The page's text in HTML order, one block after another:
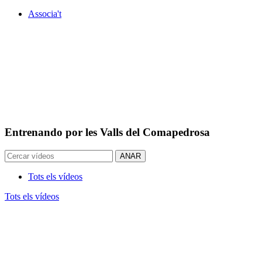
Associa't
Entrenando por les Valls del Comapedrosa
ANAR
Tots els vídeos
Tots els vídeos